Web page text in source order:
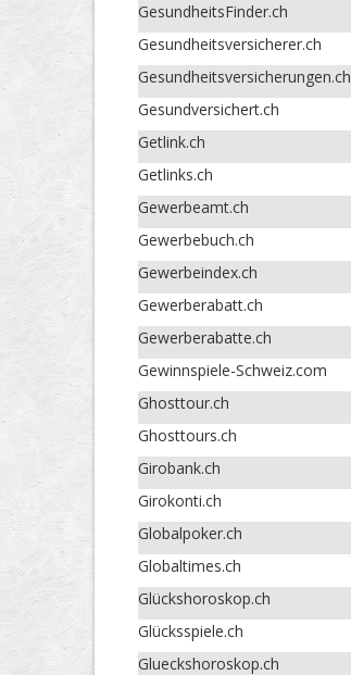
GesundheitsFinder.ch
Gesundheitsversicherer.ch
Gesundheitsversicherungen.ch
Gesundversichert.ch
Getlink.ch
Getlinks.ch
Gewerbeamt.ch
Gewerbebuch.ch
Gewerbeindex.ch
Gewerberabatt.ch
Gewerberabatte.ch
Gewinnspiele-Schweiz.com
Ghosttour.ch
Ghosttours.ch
Girobank.ch
Girokonti.ch
Globalpoker.ch
Globaltimes.ch
Glückshoroskop.ch
Glücksspiele.ch
Glueckshoroskop.ch